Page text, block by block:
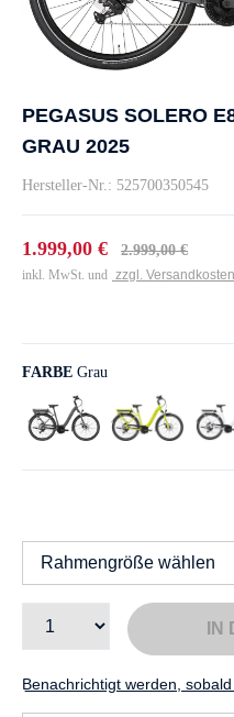
PEGASUS SOLERO
GRAU 2025
Hersteller-Nr.: 525700350545
1.999,00 € 2.999,00 €
inkl. MwSt. und zzgl. Versandkosten
FARBE Grau
Rahmengröße wählen
Benachrichtigt werden,